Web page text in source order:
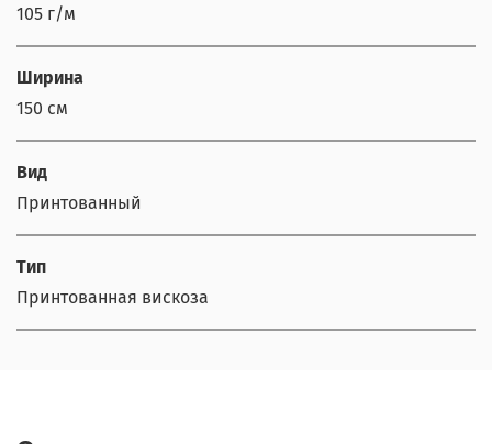
105 г/м
Ширина
150 см
Вид
Принтованный
Тип
Принтованная вискоза